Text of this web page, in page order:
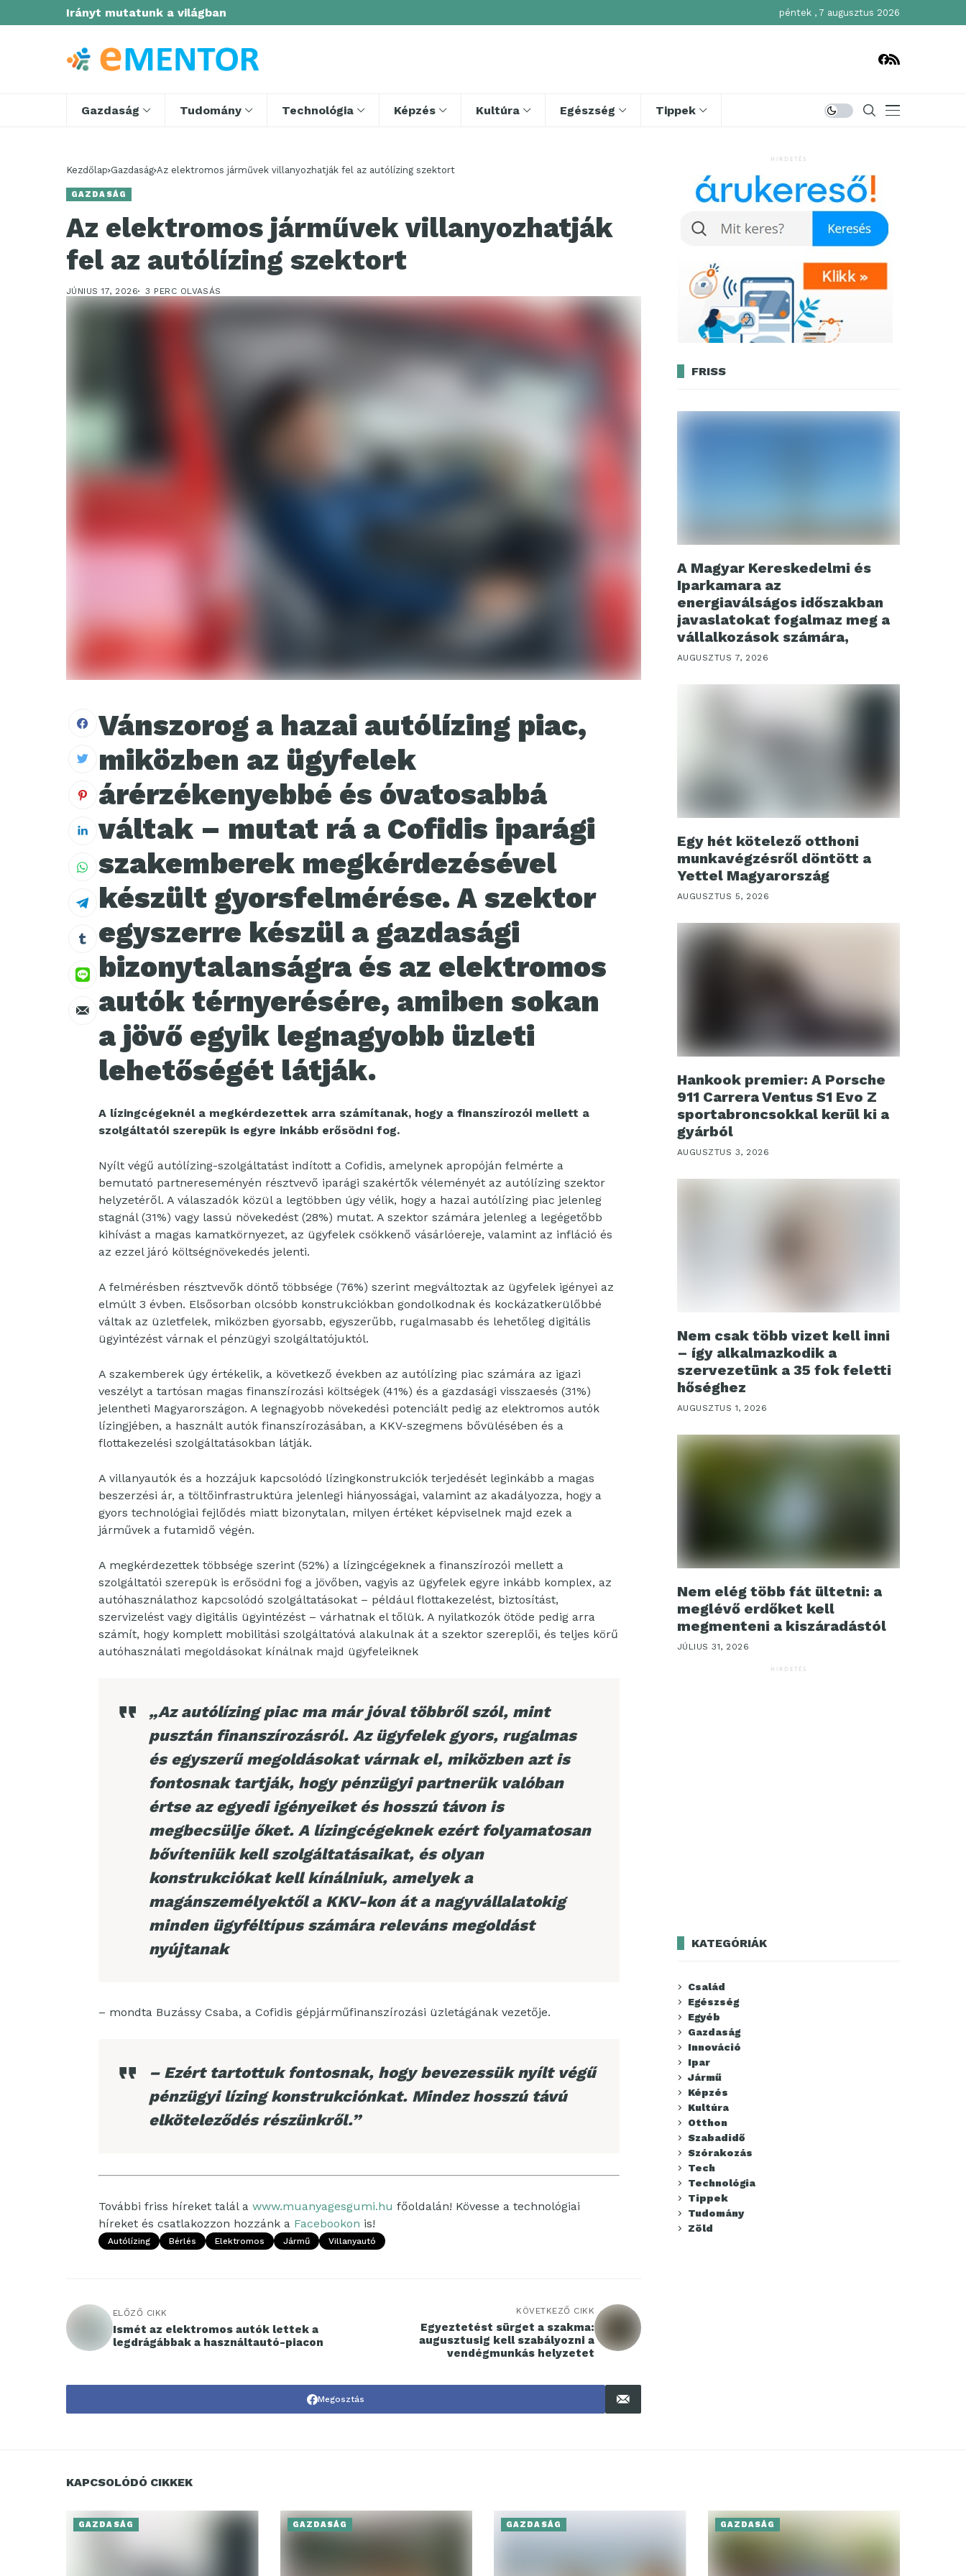
Irányt mutatunk a világban péntek , 7 augusztus 2026
Gazdaság Tudomány Technológia Képzés Kultúra Egészség Tippek
Kezdőlap Gazdaság Az elektromos járművek villanyozhatják fel az autólízing szektort
GAZDASÁG
Az elektromos járművek villanyozhatják
fel az autólízing szektort
JÚNIUS 17, 2026 3 PERC OLVASÁS
Vánszorog a hazai autólízing piac,
miközben az ügyfelek
árérzékenyebbé és óvatosabbá
váltak – mutat rá a Cofidis iparági
szakemberek megkérdezésével
készült gyorsfelmérése. A szektor
egyszerre készül a gazdasági
bizonytalanságra és az elektromos
autók térnyerésére, amiben sokan
a jövő egyik legnagyobb üzleti
lehetőségét látják.
A lízingcégeknél a megkérdezettek arra számítanak, hogy a finanszírozói mellett a
szolgáltatói szerepük is egyre inkább erősödni fog.
Nyílt végű autólízing-szolgáltatást indított a Cofidis, amelynek apropóján felmérte a
bemutató partnereseményén résztvevő iparági szakértők véleményét az autólízing szektor
helyzetéről. A válaszadók közül a legtöbben úgy vélik, hogy a hazai autólízing piac jelenleg
stagnál (31%) vagy lassú növekedést (28%) mutat. A szektor számára jelenleg a legégetőbb
kihívást a magas kamatkörnyezet, az ügyfelek csökkenő vásárlóereje, valamint az infláció és
az ezzel járó költségnövekedés jelenti.
A felmérésben résztvevők döntő többsége (76%) szerint megváltoztak az ügyfelek igényei az
elmúlt 3 évben. Elsősorban olcsóbb konstrukciókban gondolkodnak és kockázatkerülőbbé
váltak az üzletfelek, miközben gyorsabb, egyszerűbb, rugalmasabb és lehetőleg digitális
ügyintézést várnak el pénzügyi szolgáltatójuktól.
A szakemberek úgy értékelik, a következő években az autólízing piac számára az igazi
veszélyt a tartósan magas finanszírozási költségek (41%) és a gazdasági visszaesés (31%)
jelentheti Magyarországon. A legnagyobb növekedési potenciált pedig az elektromos autók
lízingjében, a használt autók finanszírozásában, a KKV-szegmens bővülésében és a
flottakezelési szolgáltatásokban látják.
A villanyautók és a hozzájuk kapcsolódó lízingkonstrukciók terjedését leginkább a magas
beszerzési ár, a töltőinfrastruktúra jelenlegi hiányosságai, valamint az akadályozza, hogy a
gyors technológiai fejlődés miatt bizonytalan, milyen értéket képviselnek majd ezek a
járművek a futamidő végén.
A megkérdezettek többsége szerint (52%) a lízingcégeknek a finanszírozói mellett a
szolgáltatói szerepük is erősödni fog a jövőben, vagyis az ügyfelek egyre inkább komplex, az
autóhasználathoz kapcsolódó szolgáltatásokat – például flottakezelést, biztosítást,
szervizelést vagy digitális ügyintézést – várhatnak el tőlük. A nyilatkozók ötöde pedig arra
számít, hogy komplett mobilitási szolgáltatóvá alakulnak át a szektor szereplői, és teljes körű
autóhasználati megoldásokat kínálnak majd ügyfeleiknek
„Az autólízing piac ma már jóval többről szól, mint
pusztán finanszírozásról. Az ügyfelek gyors, rugalmas
és egyszerű megoldásokat várnak el, miközben azt is
fontosnak tartják, hogy pénzügyi partnerük valóban
értse az egyedi igényeiket és hosszú távon is
megbecsülje őket. A lízingcégeknek ezért folyamatosan
bővíteniük kell szolgáltatásaikat, és olyan
konstrukciókat kell kínálniuk, amelyek a
magánszemélyektől a KKV-kon át a nagyvállalatokig
minden ügyféltípus számára releváns megoldást
nyújtanak
– mondta Buzássy Csaba, a Cofidis gépjárműfinanszírozási üzletágának vezetője.
– Ezért tartottuk fontosnak, hogy bevezessük nyílt végű
pénzügyi lízing konstrukciónkat. Mindez hosszú távú
elköteleződés részünkről.”
További friss híreket talál a www.muanyagesgumi.hu főoldalán! Kövesse a technológiai
híreket és csatlakozzon hozzánk a Facebookon is!
Autólízing Bérlés Elektromos Jármű Villanyautó
ELŐZŐ CIKK
Ismét az elektromos autók lettek a
legdrágábbak a használtautó-piacon
KÖVETKEZŐ CIKK
Egyeztetést sürget a szakma:
augusztusig kell szabályozni a
vendégmunkás helyzetet
Megosztás
HIRDETÉS
FRISS
A Magyar Kereskedelmi és
Iparkamara az
energiaválságos időszakban
javaslatokat fogalmaz meg a
vállalkozások számára,
AUGUSZTUS 7, 2026
Egy hét kötelező otthoni
munkavégzésről döntött a
Yettel Magyarország
AUGUSZTUS 5, 2026
Hankook premier: A Porsche
911 Carrera Ventus S1 Evo Z
sportabroncsokkal kerül ki a
gyárból
AUGUSZTUS 3, 2026
Nem csak több vizet kell inni
– így alkalmazkodik a
szervezetünk a 35 fok feletti
hőséghez
AUGUSZTUS 1, 2026
Nem elég több fát ültetni: a
meglévő erdőket kell
megmenteni a kiszáradástól
JÚLIUS 31, 2026
HIRDETÉS
KATEGÓRIÁK
Család
Egészség
Egyéb
Gazdaság
Innováció
Ipar
Jármű
Képzés
Kultúra
Otthon
Szabadidő
Szórakozás
Tech
Technológia
Tippek
Tudomány
Zöld
KAPCSOLÓDÓ CIKKEK
GAZDASÁG GAZDASÁG GAZDASÁG GAZDASÁG